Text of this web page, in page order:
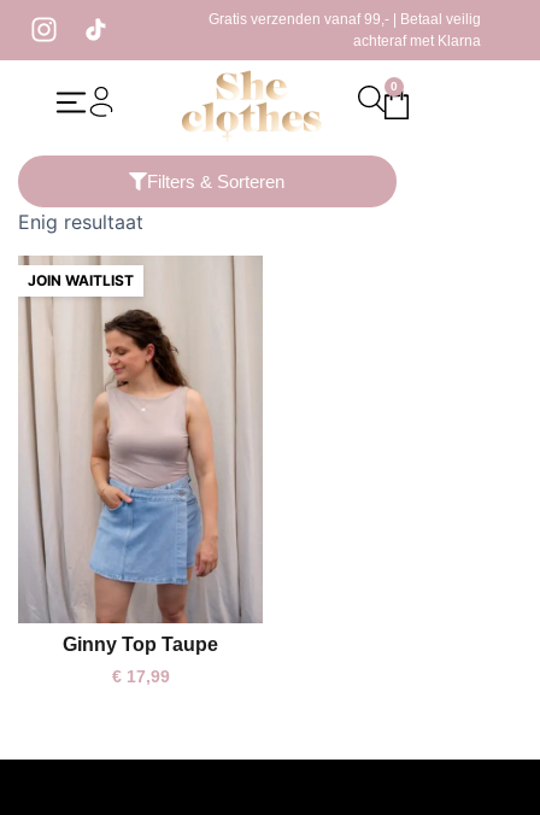
Gratis verzenden vanaf 99,- | Betaal veilig
achteraf met Klarna
0
/ Producten getagged “reversible top”
Filters & Sorteren
Enig resultaat
Ginny Top Taupe
€17,99